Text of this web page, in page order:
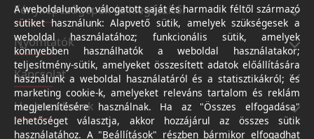
Fényképezőgépek és kiegészítői
Nyomtatók
Kapcsolat
Hasznos linkek
A weboldalunkon válogatott saját és harmadik féltől származó
sütiket használunk: Alapvető sütik, amelyek szükségesek a
weboldal használatához; funkcionális sütik, amelyek
könnyebben használhatók a weboldal használatakor;
teljesítmény-sütik, amelyeket összesített adatok előállítására
használunk a weboldal használatáról és a statisztikákról; és
marketing cookie-k, amelyeket releváns tartalom és reklám
megjelenítésére használnak. Ha az "Összes elfogadása"
lehetőséget választja, akkor hozzájárul az összes sütik
használatához. A "Beállítások" részben bármikor elfogadhat